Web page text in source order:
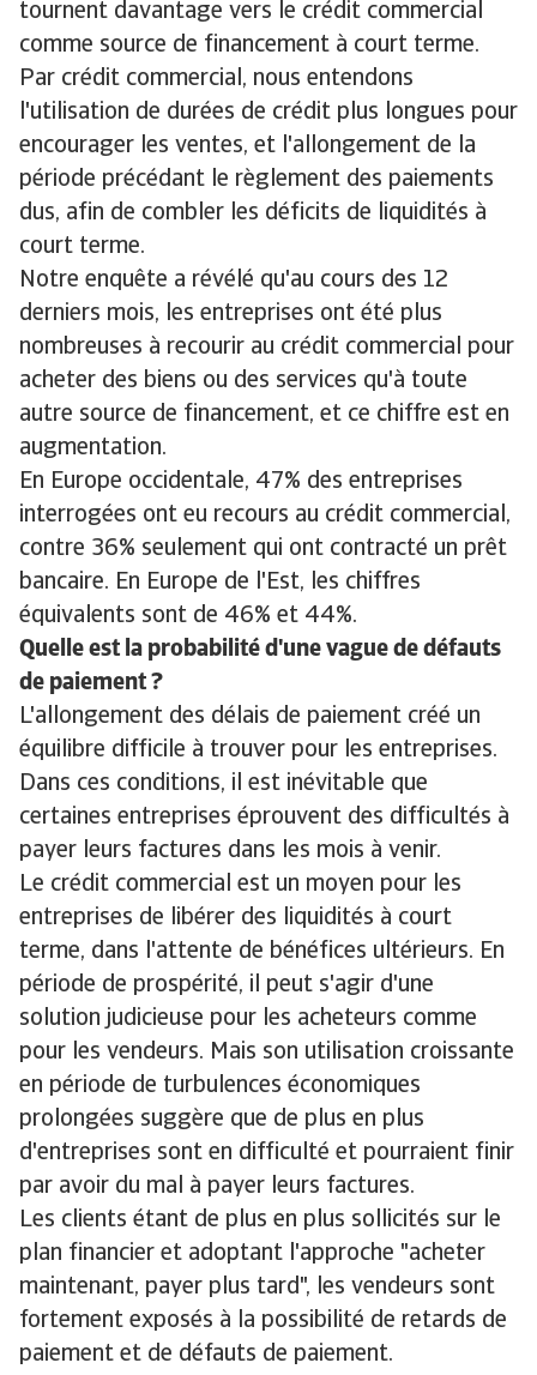
tournent davantage vers le crédit commercial
comme source de financement à court terme.
Par crédit commercial, nous entendons
l'utilisation de durées de crédit plus longues pour
encourager les ventes, et l'allongement de la
période précédant le règlement des paiements
dus, afin de combler les déficits de liquidités à
court terme.
Notre enquête a révélé qu'au cours des 12
derniers mois, les entreprises ont été plus
nombreuses à recourir au crédit commercial pour
acheter des biens ou des services qu'à toute
autre source de financement, et ce chiffre est en
augmentation.
En Europe occidentale, 47% des entreprises
interrogées ont eu recours au crédit commercial,
contre 36% seulement qui ont contracté un prêt
bancaire. En Europe de l'Est, les chiffres
équivalents sont de 46% et 44%.
Quelle est la probabilité d'une vague de défauts
de paiement ?
L'allongement des délais de paiement créé un
équilibre difficile à trouver pour les entreprises.
Dans ces conditions, il est inévitable que
certaines entreprises éprouvent des difficultés à
payer leurs factures dans les mois à venir.
Le crédit commercial est un moyen pour les
entreprises de libérer des liquidités à court
terme, dans l'attente de bénéfices ultérieurs. En
période de prospérité, il peut s'agir d'une
solution judicieuse pour les acheteurs comme
pour les vendeurs. Mais son utilisation croissante
en période de turbulences économiques
prolongées suggère que de plus en plus
d'entreprises sont en difficulté et pourraient finir
par avoir du mal à payer leurs factures.
Les clients étant de plus en plus sollicités sur le
plan financier et adoptant l'approche "acheter
maintenant, payer plus tard", les vendeurs sont
fortement exposés à la possibilité de retards de
paiement et de défauts de paiement.